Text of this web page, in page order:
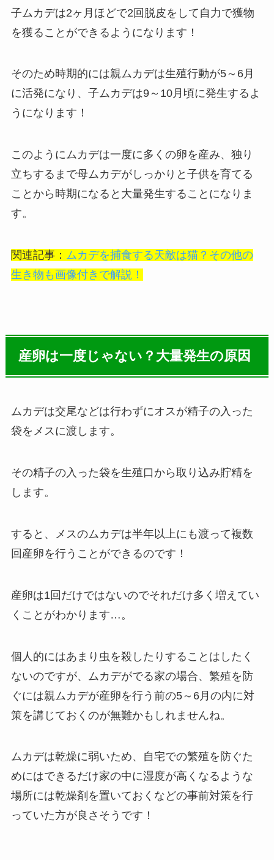
子ムカデは2ヶ月ほどで2回脱皮をして自力で獲物
を獲ることができるようになります！
そのため時期的には親ムカデは生殖行動が5～6月
に活発になり、子ムカデは9～10月頃に発生するよ
うになります！
このようにムカデは一度に多くの卵を産み、独り
立ちするまで母ムカデがしっかりと子供を育てる
ことから時期になると大量発生することになりま
す。
関連記事： ムカデを捕食する天敵は猫？その他の
生き物も画像付きで解説！
産卵は一度じゃない？大量発生の原因
ムカデは交尾などは行わずにオスが精子の入った
袋をメスに渡します。
その精子の入った袋を生殖口から取り込み貯精を
します。
すると、
メスのムカデは半年以上にも渡って複数
回産卵を行うことができるのです！
産卵は1回だけではないのでそれだけ多く増えてい
くことがわかります…。
個人的にはあまり虫を殺したりすることはしたく
ないのですが、ムカデがでる家の場合、繁殖を防
ぐには親ムカデが産卵を行う前の5～6月の内に対
策を講じておくのが無難かもしれませんね。
ムカデは乾燥に弱いため、自宅での繁殖を防ぐた
めにはできるだけ家の中に湿度が高くなるような
場所には乾燥剤を置いておくなどの事前対策を行
っていた方が良さそうです！